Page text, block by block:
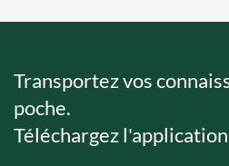
Transportez vos
poche.
Téléchargez